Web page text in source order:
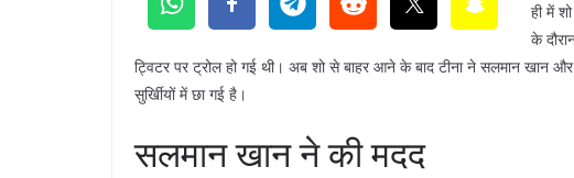
ही में
के
ट्विटर पर ट्रोल हो गई थी। अब शो से बाहर आने के बाद टीना ने सलमान खान
सुर्खिीयों में छा गई है।
सलमान खान ने की मदद